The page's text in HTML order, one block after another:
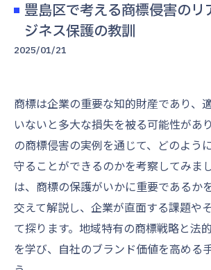
豊島区で考える商標侵害のリ
ジネス保護の教訓
2025/01/21
商標は企業の重要な知的財産であり、
いないと多大な損失を被る可能性があ
の商標侵害の実例を通じて、どのよう
守ることができるのかを考察してみま
は、商標の保護がいかに重要であるか
交えて解説し、企業が直面する課題や
て探ります。地域特有の商標戦略と法
を学び、自社のブランド価値を高める